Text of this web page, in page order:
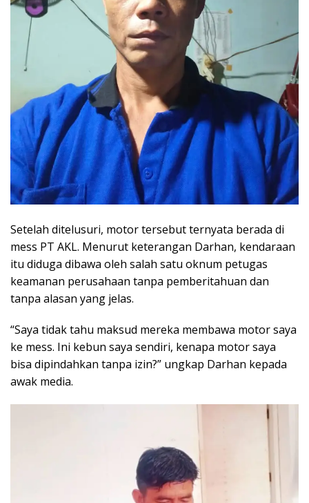
Setelah ditelusuri, motor tersebut ternyata berada di
mess PT AKL. Menurut keterangan Darhan, kendaraan
itu diduga dibawa oleh salah satu oknum petugas
keamanan perusahaan tanpa pemberitahuan dan
tanpa alasan yang jelas.
“Saya tidak tahu maksud mereka membawa motor saya
ke mess. Ini kebun saya sendiri, kenapa motor saya
bisa dipindahkan tanpa izin?” ungkap Darhan kepada
awak media.